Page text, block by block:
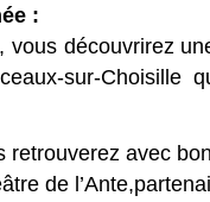
:
vous découvrirez
sur-Choisille
retrouverez avec
de l’Ante,